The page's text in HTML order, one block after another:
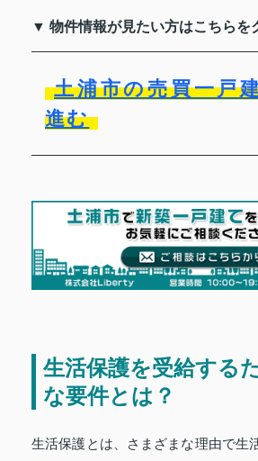
▼ 物件情報が見たい方はこちらを
土浦市の売買一戸
進む
生活保護を受給する
な要件とは？
生活保護とは、さまざまな理由で生